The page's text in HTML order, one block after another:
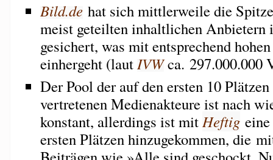
Bild.dehat sich mittlerweile die
meist geteilten inhaltlichen Anbietern
gesichert, was mit entsprechend
einhergeht (lautIVWca. 297.000.000
Der Pool der auf den ersten 10
vertretenen Medienakteure ist nach
konstant, allerdings ist mitHeftig
ersten Plätzen hinzugekommen, die